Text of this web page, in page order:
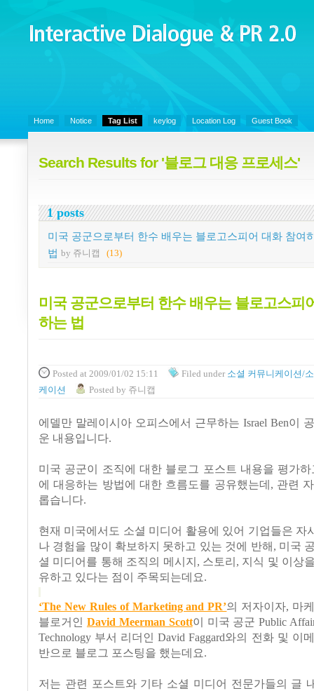
Interactive Dialogue &
PR 2.0
Home Notice Tag List keylog Location Log Guest Book
Search Results for '블로그 대응 프로세스'
1 posts
미국 공군으로부터 한수 배우는 블로고스피어 대화 참여
법 by 쥬니캡 (13)
미국 공군으로부터 한수 배우는 블로고스피
하는 법
Posted at 2009/01/02 15:11 Filed under 소셜 커뮤니케이션/
케이션
Posted by 쥬니캡
에델만 말레이시아 오피스에서 근무하는 Israel Ben이
운 내용입니다.
미국 공군이 조직에 대한 블로그 포스트 내용을 평가하
에대응하는 방법에 대한 흐름도를 공유했는데 , 관련
롭습니다.
현재 미국에서도 소셜 미디어 활용에 있어 기업들은 자
나 경험을 많이 확보하지 못하고 있는 것에 반해 , 미국
셜 미디어를 통해 조직의 메시지 , 스토리 , 지식 및 이상
유하고 있다는 점이 주목되는데요.
‘The New Rules of Marketing and PR’의 저자이자, 마
블로거인 David Meerman Scott이 미국 공군 Public
Technology 부서 리더인 David Faggard와의 전화 및 이
반으로 블로그 포스팅을 했는데요.
저는 관련 포스트와 기타 소셜 미디어 전문가들의 글